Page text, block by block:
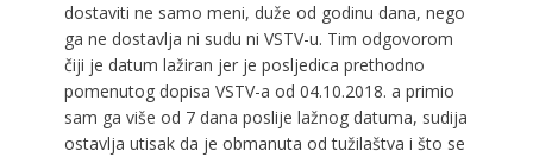
dostaviti ne samo meni, duže od godinu dana, nego
ga ne dostavlja ni sudu ni VSTV-u. Tim odgovorom
čiji je datum lažiran jer je posljedica prethodno
pomenutog dopisa VSTV-a od 04.10.2018. a primio
sam ga više od 7 dana poslije lažnog datuma, sudija
ostavlja utisak da je obmanuta od tužilaštva i što se